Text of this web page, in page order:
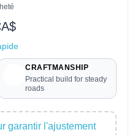
CRAFTMANSHIP
Practical build for steady
roads
garantir l'ajustement